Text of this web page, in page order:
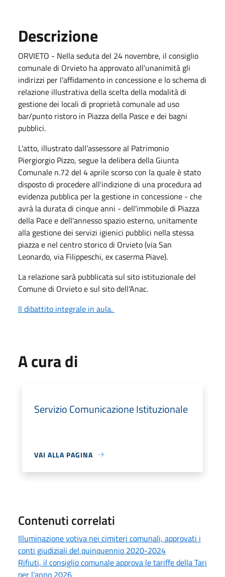
Descrizione
ORVIETO - Nella seduta del 24 novembre, il consiglio
comunale di Orvieto ha approvato all'unanimità gli
indirizzi per l'affidamento in concessione e lo schema di
relazione illustrativa della scelta della modalità di
gestione dei locali di proprietà comunale ad uso
bar/punto ristoro in Piazza della Pasce e dei bagni
pubblici.
L'atto, illustrato dall'assessore al Patrimonio
Piergiorgio Pizzo, segue la delibera della Giunta
Comunale n.72 del 4 aprile scorso con la quale è stato
disposto di procedere all'indizione di una procedura ad
evidenza pubblica per la gestione in concessione - che
avrà la durata di cinque anni - dell'immobile di Piazza
della Pace e dell'annesso spazio esterno, unitamente
alla gestione dei servizi igienici pubblici nella stessa
piazza e nel centro storico di Orvieto (via San
Leonardo, via Filippeschi, ex caserma Piave).
La relazione sarà pubblicata sul sito istituzionale del
Comune di Orvieto e sul sito dell'Anac.
Il dibattito integrale in aula.
A cura di
Servizio Comunicazione Istituzionale
VAI ALLA PAGINA
Contenuti correlati
Illuminazione votiva nei cimiteri comunali, approvati i
conti giudiziali del quinquennio 2020-2024
Rifiuti, il consiglio comunale approva le tariffe della Tari
per l'anno 2026